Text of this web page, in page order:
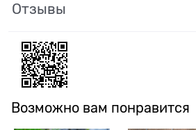
Отзывы
Возможно вам понравится